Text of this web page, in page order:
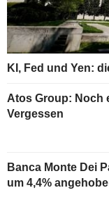
KI, Fed und Yen:
Atos Group: Noch
Vergessen
Banca Monte Dei
um 4,4%